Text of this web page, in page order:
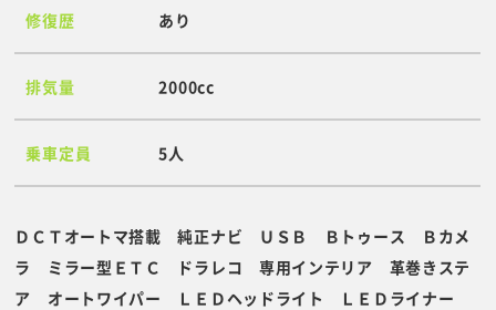
修復歴 あり
排気量 2000cc
乗車定員 5人
ＤＣＴオートマ搭載 純正ナビ ＵＳＢ Ｂトゥース Ｂカメ
ラ ミラー型ＥＴＣ ドラレコ 専用インテリア 革巻きステ
ア オートワイパー ＬＥＤヘッドライト ＬＥＤライナー